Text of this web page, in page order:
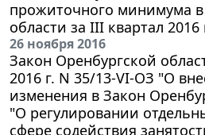
прожиточного минимума
области за III квартал 2016
26 ноября 2016
Закон Оренбургской
2016 г. N 35/13-VI-ОЗ "О
изменения в Закон
"О регулировании
сфере содействия